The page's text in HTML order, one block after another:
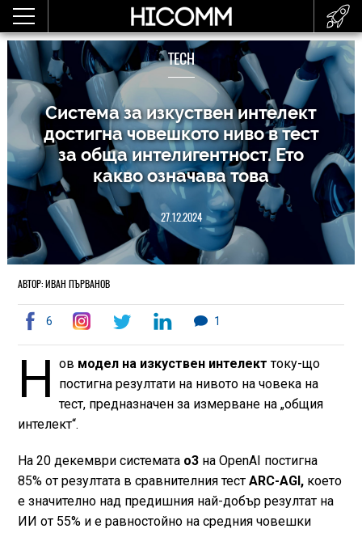
TECH
Система за изкуствен интелект
достигна човешкото ниво в тест
за обща интелигентност. Ето
какво означава това
27.12.2024
АВТОР: ИВАН ПЪРВАНОВ
6 1
Н ов модел на изкуствен интелект току-що
постигна резултати на нивото на човека на
тест, предназначен за измерване на „общия
интелект“.
На 20 декември системата o3на OpenAI постигна
85% от резултата в сравнителния тест ARC-AGI,което
е значително над предишния най-добър резултат на
ИИ от 55% и е равностойно на средния човешки